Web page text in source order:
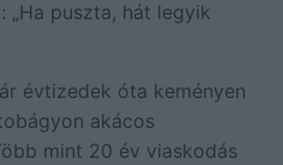
„Ha puszta, hát legyik
évtizedek óta keményen
akácos
mint 20 év viaskodás